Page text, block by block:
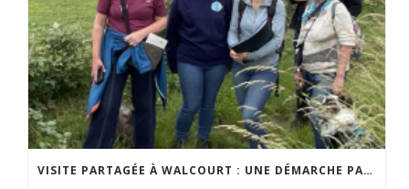
VISITE PARTAGÉE À WALCOURT : UNE DÉMARCHE PARTICIPATIVE ANIMÉE PAR ESPACE ENVIRONNEMENT